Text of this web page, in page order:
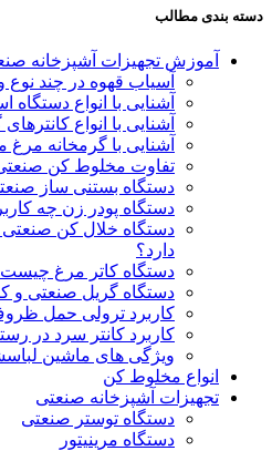
دسته بندی مطالب
آموزش تجهیزات آشپزخانه
آسیاب قهوه در چند نوع
آشنایی با انواع
آشنایی با انواع
آشنایی با گرمخانه
تفاوت مخلوط کن
دستگاه بستنی ساز
دستگاه پودر زن چه
دستگاه خلال کن
دارد؟
دستگاه کاتر مرغ
دستگاه گریل صنعتی و
کاربرد ترولی حمل
کاربرد کانتر سرد در
ویژگی های ماشین
انواع مخلوط کن
تجهیزات آشپزخانه صنعتی
دستگاه توستر صنعتی
دستگاه مرینیتور